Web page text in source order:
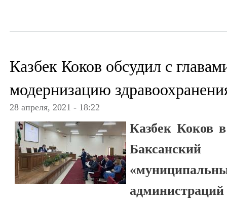
Казбек Коков обсудил с
модернизацию
28 апреля, 2021 - 18:22
Казбек Коков